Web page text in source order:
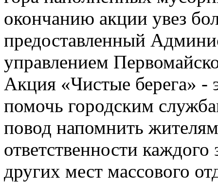
окончанию акции увез
предоставленный
управлением
Акция «Чистые берега» -
помочь городским
повод напомнить
ответственности
других мест массового